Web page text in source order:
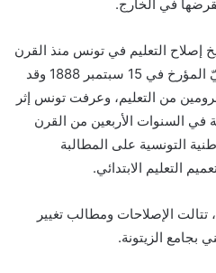
في الخارج.
إصلاح التعليم في تونس منذ القرن
التاسع عشر بداية من الأمر العليّ المؤرخ في 15 سبتمبر 1888 وقد
من التعليم، وعرفت تونس إثر
السنوات الأربعين من القرن
التونسية على المطالبة
التعليم الابتدائي.
تتالت الإصلاحات ومطالب تغيير
بجامع الزيتونة.